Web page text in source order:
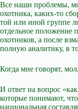
Все наши проблемы,
охотника, каких-то
той или иной группе
отдельное положение
охотников, а после
полную аналитику, в
Когда мне говорят,
И ответ на вопрос
которые понимают,
национальная